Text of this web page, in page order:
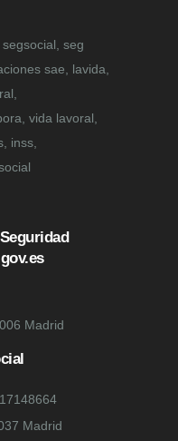
seg
sae, lavida,
vida lavoral,
inss,
Madrid
Madrid